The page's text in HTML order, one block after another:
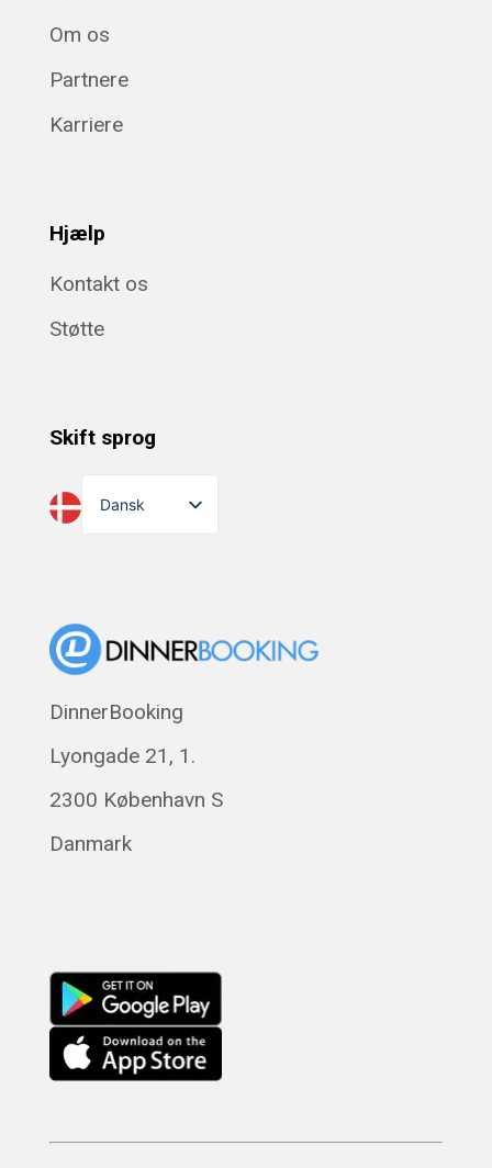
Om os
Partnere
Karriere
Hjælp
Kontakt os
Støtte
Skift sprog
Dansk
Eesti
Svenska
Français
Română
DinnerBooking
Lyongade 21, 1.
2300 København S
Danmark